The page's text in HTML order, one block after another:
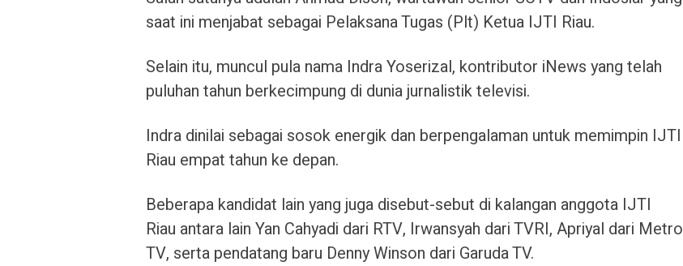
saat ini menjabat sebagai Pelaksana Tugas (Plt) Ketua IJTI Riau.
Selain itu, muncul pula nama Indra Yoserizal, kontributor iNews yang telah
puluhan tahun berkecimpung di dunia jurnalistik televisi.
Indra dinilai sebagai sosok energik dan berpengalaman untuk memimpin IJTI
Riau empat tahun ke depan.
Beberapa kandidat lain yang juga disebut-sebut di kalangan anggota IJTI
Riau antara lain Yan Cahyadi dari RTV, Irwansyah dari TVRI, Apriyal dari Metro
TV, serta pendatang baru Denny Winson dari Garuda TV.